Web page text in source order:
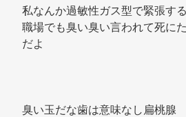
私なんか過敏性ガス型で緊張す
職場でも臭い臭い言われて死に
だよ
臭い玉だな歯は意味なし扁桃腺